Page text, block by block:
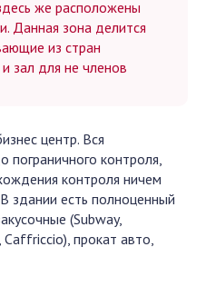
же расположены
Данная зона делится
из стран
зал для не членов
центр. Вся
пограничного контроля,
контроля ничем
здании есть полноценный
(Subway,
прокат авто,